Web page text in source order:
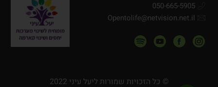
050-665-5905
Opentolife@netvision.net.il
© כל הזכויות שמורות ליעל עיני 2022